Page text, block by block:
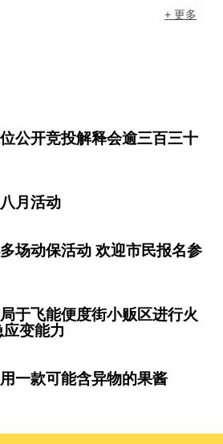
+ 更多
公开竞投解释会逾三百三十
月活动
场动保活动 欢迎市民报名参
于飞能便度街小贩区进行火
变能力
一款可能含异物的果酱